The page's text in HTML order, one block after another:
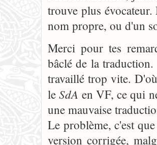
trouve plus
nom propre, ou d'un
Merci pour tes
bâclé de la
travaillé trop vite.
leSdA en VF, ce qui
une mauvaise
Le problème, c'est
version corrigée,